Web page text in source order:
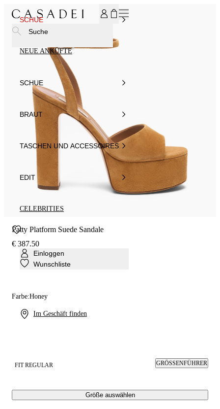
SCHUE
NEUE ANKÜFTE
SCHUE
BRAUT
TASCHEN UND ACCESSOIRES
EDIT
CELEBRITIES
Einloggen
Wunschliste
Im Geschäft finden
Suche
Patty Platform Suede Sandale
€ 387.50
Farbe:Honey
FIT REGULAR GRÖSSENFÜHRER
Größe auswählen